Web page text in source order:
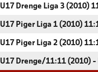
U17 Drenge Liga 3 (2010)
U17 Piger Liga 1 (2010)
U17 Piger Liga 2 (2010)
U17 Drenge/11:11 (2010) -